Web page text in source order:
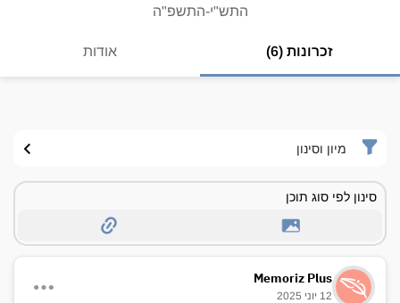
התש"י-התשפ"ה
זכרונות (6) אודות
מיון וסינון
סינון לפי סוג תוכן
Memoriz Plus
12 יוני 2025